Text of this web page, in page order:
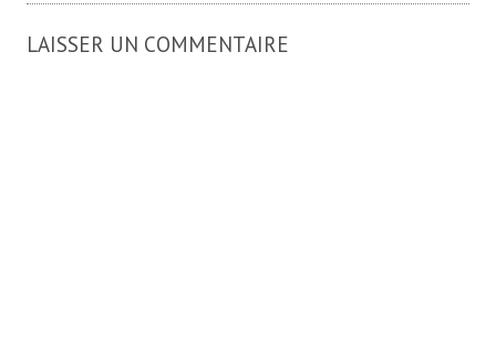
LAISSER UN COMMENTAIRE